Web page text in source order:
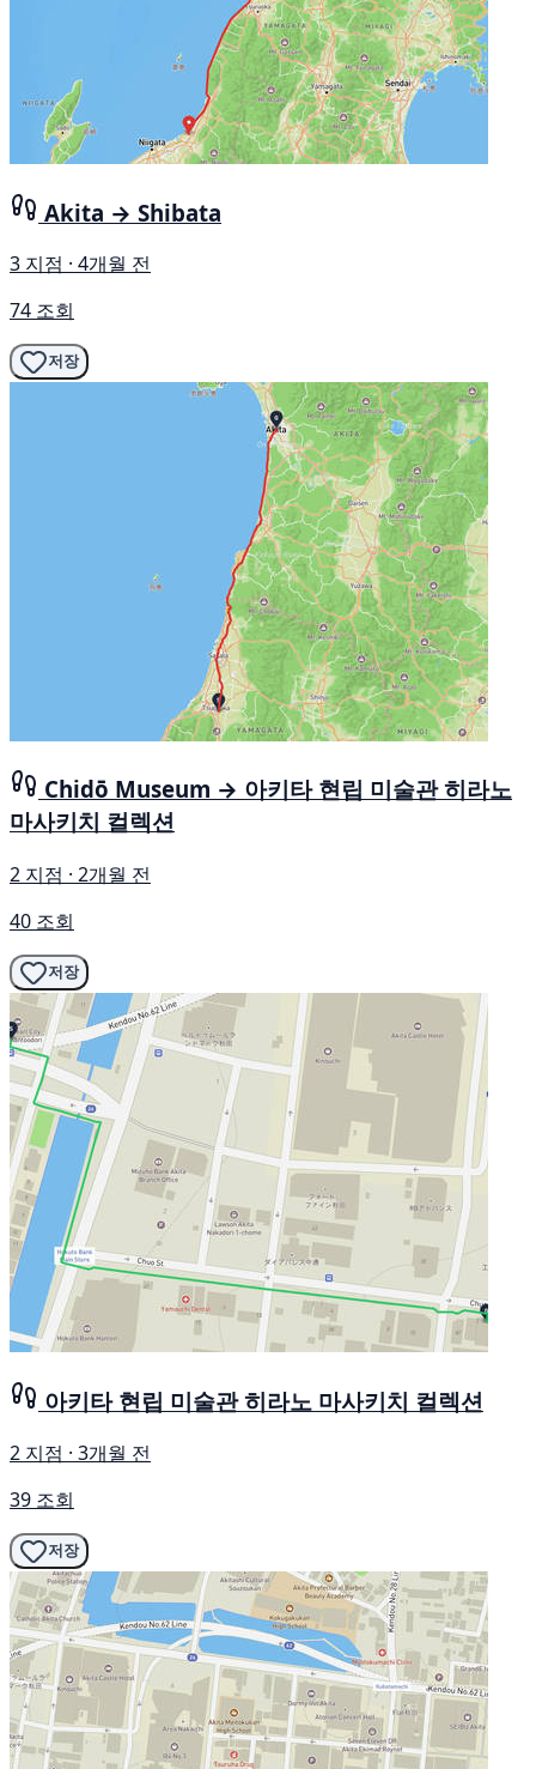
Akita → Shibata
3 지점 · 4개월 전
74 조회
저장
Chidō Museum → 아키타 현립 미술관 히라노
마사키치 컬렉션
2 지점 · 2개월 전
40 조회
저장
아키타 현립 미술관 히라노 마사키치 컬렉션
2 지점 · 3개월 전
39 조회
저장